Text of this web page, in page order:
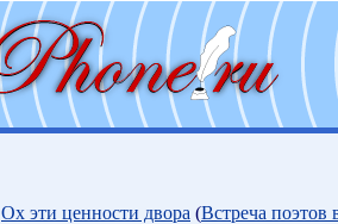
Ох эти ценности двора (Встреча поэтов